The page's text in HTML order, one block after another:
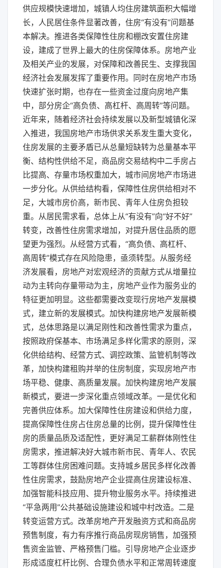
供应规模快速增加，城镇人均住房建筑面积大幅增
长，人民居住条件显著改善，住房“有没有”问题基
本解决。推进各类保障性住房和棚改安置住房建
设，建成了世界上最大的住房保障体系。房地产业
及相关产业的发展，对保障和改善民生、支撑我国
经济社会发展发挥了重要作用。同时在房地产市场
快速扩张时期，也存在一些资金过度向房地产集
中，部分房企“高负债、高杠杆、高周转”等问题。
近年来，随着经济社会持续发展以及新型城镇化深
入推进，我国房地产市场供求关系发生重大变化，
住房发展的主要矛盾已从总量短缺转为总量基本平
衡、结构性供给不足，商品房交易结构中二手房占
比提高、存量市场权重加大，城市间房地产市场进
一步分化。从供给结构看，保障性住房供给相对不
足，大城市房价高，新市民、青年人住房负担较
重。从居民需求看，总体上从“有没有”向“好不好”
转变，改善性住房需求增加，对提升居住品质的愿
望更为强烈。从经营方式看，“高负债、高杠杆、
高周转”模式存在风险隐患，亟须转型。从服务经
济发展看，房地产对宏观经济的贡献方式从增量拉
动为主转向存量带动为主，房地产业作为服务业的
特征更加明显。这些都需要改变现行房地产发展模
式，建立新的发展模式。加快构建房地产发展新模
式，总体思路是以满足刚性和改善性需求为重点，
按照政府保基本、市场满足多样化需求的原则，深
化供给结构、经营方式、调控政策、监管机制等改
革，加快构建租购并举的住房制度，实现房地产市
场平稳、健康、高质量发展。加快构建房地产发展
新模式，要进一步深化重点领域改革。一是优化和
完善供应体系。加大保障性住房建设和供给力度，
提高保障性住房占住房总量的比例，提升保障性住
房的质量品质及适配性，更好满足工薪群体刚性住
房需求，推进解决好大城市新市民、青年人、农民
工等群体住房困难问题。支持城乡居民多样化改善
性住房需求，鼓励房地产企业提高住房建设标准、
加强智能科技应用、提升物业服务水平。持续推进
“平急两用”公共基础设施建设和城中村改造。二是
转变运营方式。改革房地产开发融资方式和商品房
预售制度，有力有序推行商品房现房销售，加强预
售资金监管、严格预售门槛。引导房地产企业逐步
形成适度杠杆比例、合理负债水平和正常周转速度